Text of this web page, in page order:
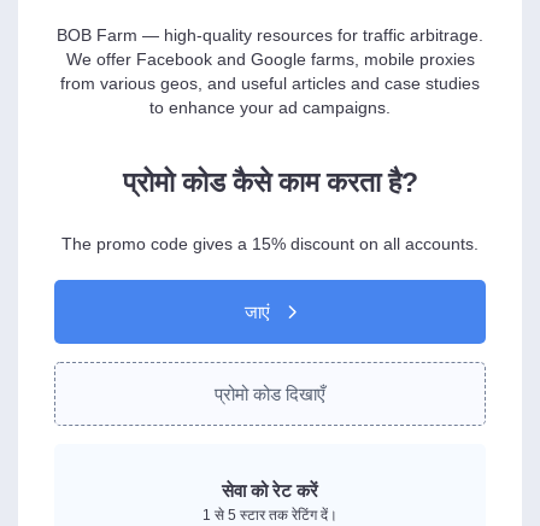
BOB Farm — high-quality resources for traffic arbitrage.
We offer Facebook and Google farms, mobile proxies
from various geos, and useful articles and case studies
to enhance your ad campaigns.
प्रोमो कोड कैसे काम करता है?
The promo code gives a 15% discount on all accounts.
जाएं
प्रोमो कोड दिखाएँ
सेवा को रेट करें
1 से 5 स्टार तक रेटिंग दें।